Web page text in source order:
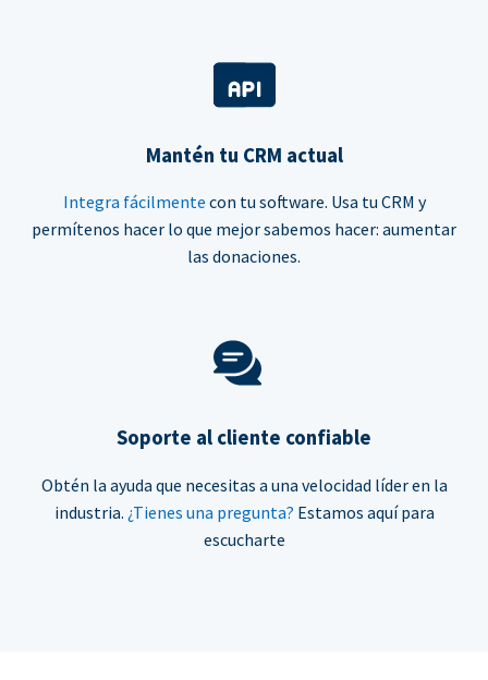
Mantén tu CRM actual
Integra fácilmente con tu software. Usa tu CRM y
permítenos hacer lo que mejor sabemos hacer: aumentar
las donaciones.
Soporte al cliente confiable
Obtén la ayuda que necesitas a una velocidad líder en la
industria. ¿Tienes una pregunta? Estamos aquí para
escucharte